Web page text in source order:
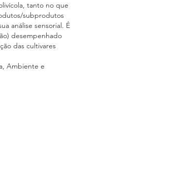
tanto no que
subprodutos
análise sensorial. É
desempenhado
das cultivares
Ambiente e